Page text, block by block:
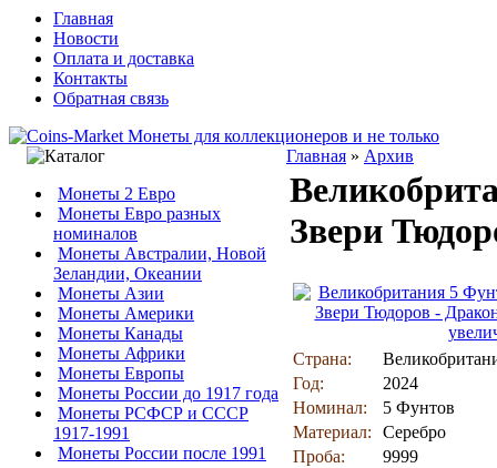
Главная
Новости
Оплата и доставка
Контакты
Обратная связь
Монеты 2 Евро
Монеты Евро разных
номиналов
Монеты Австралии, Новой
Зеландии, Океании
Монеты Азии
Монеты Америки
Монеты Канады
Монеты Африки
Монеты Европы
Монеты России до 1917 года
Монеты РСФСР и СССР
1917-1991
Монеты России после 1991
Главная » Архив
Звери
Страна:
Год:
2024
Номинал:
5 Фунтов
Материал:
Серебро
Проба:
9999